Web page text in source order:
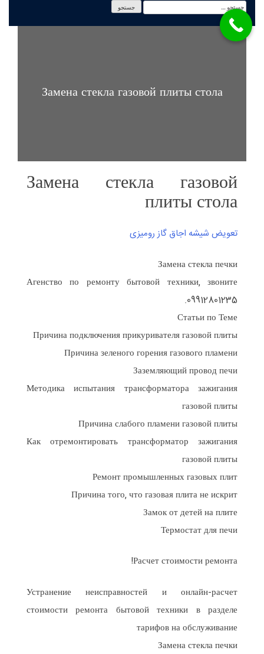
Замена стекла газовой плиты стола
Замена стекла газовой
плиты стола
تعویض شیشه اجاق گاز رومیزی
Замена стекла печки
Агенство по ремонту бытовой техники, звоните
09912801235.
Статьи по Теме
Причина подключения прикуривателя газовой плиты
Причина зеленого горения газового пламени
Заземляющий провод печи
Методика испытания трансформатора зажигания
газовой плиты
Причина слабого пламени газовой плиты
Как отремонтировать трансформатор зажигания
газовой плиты
Ремонт промышленных газовых плит
Причина того, что газовая плита не искрит
Замок от детей на плите
Термостат для печи
Расчет стоимости ремонта!
Устранение неисправностей и онлайн-расчет
стоимости ремонта бытовой техники в разделе
тарифов на обслуживание
Замена стекла печки